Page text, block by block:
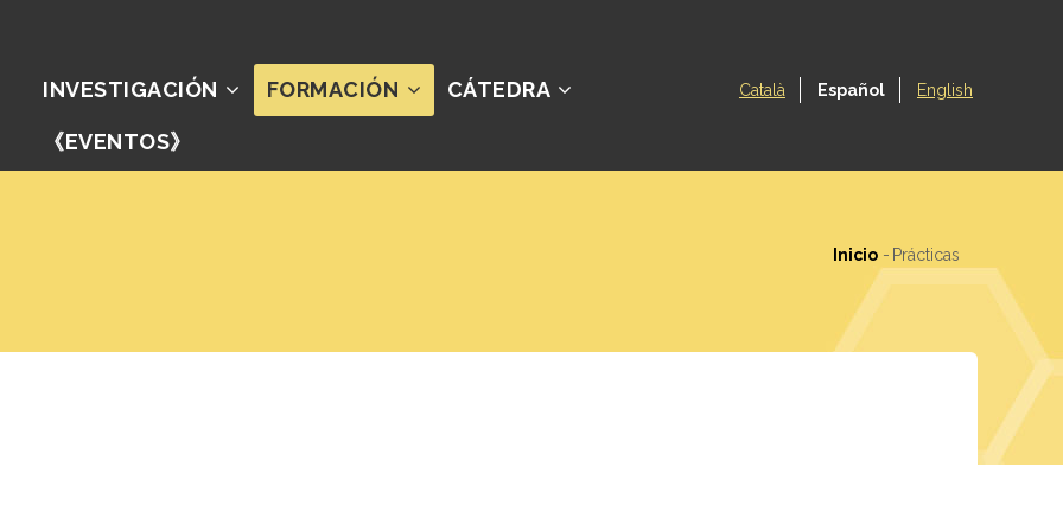
INVESTIGACIÓN FORMACIÓN CÁTEDRA
《EVENTOS》
Català Español English
Ruta
de
navegación
Inicio - Prácticas